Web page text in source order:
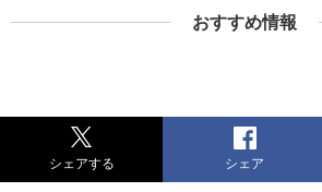
おすすめ情報
シェアする シェア